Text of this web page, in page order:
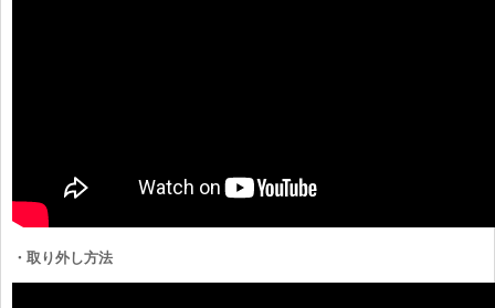
・取り外し方法